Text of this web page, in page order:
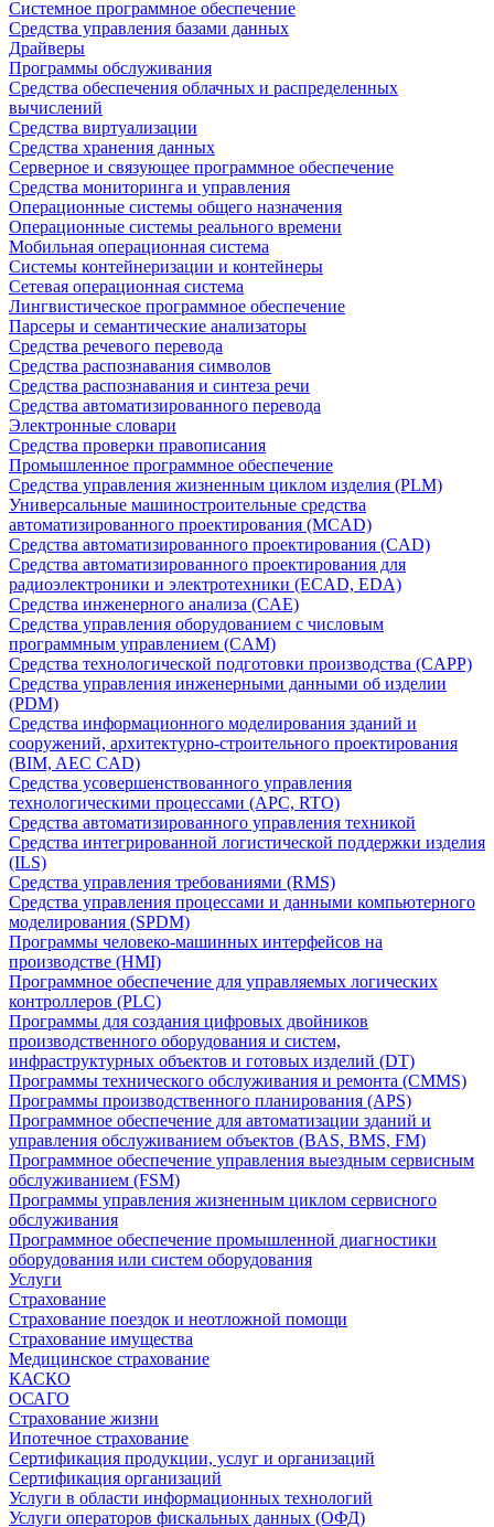
Системное программное обеспечение
Средства управления базами данных
Драйверы
Программы обслуживания
Средства обеспечения облачных и распределенных
вычислений
Средства виртуализации
Средства хранения данных
Серверное и связующее программное обеспечение
Средства мониторинга и управления
Операционные системы общего назначения
Операционные системы реального времени
Мобильная операционная система
Системы контейнеризации и контейнеры
Сетевая операционная система
Лингвистическое программное обеспечение
Парсеры и семантические анализаторы
Средства речевого перевода
Средства распознавания символов
Средства распознавания и синтеза речи
Средства автоматизированного перевода
Электронные словари
Средства проверки правописания
Промышленное программное обеспечение
Средства управления жизненным циклом изделия (PLM)
Универсальные машиностроительные средства
автоматизированного проектирования (MCAD)
Средства автоматизированного проектирования (CAD)
Средства автоматизированного проектирования для
радиоэлектроники и электротехники (ECAD, EDA)
Средства инженерного анализа (CAE)
Средства управления оборудованием с числовым
программным управлением (CAM)
Средства технологической подготовки производства (CAPP)
Средства управления инженерными данными об изделии
(PDM)
Средства информационного моделирования зданий и
сооружений, архитектурно-строительного проектирования
(BIM, AEC CAD)
Средства усовершенствованного управления
технологическими процессами (APC, RTO)
Средства автоматизированного управления техникой
Средства интегрированной логистической поддержки изделия
(ILS)
Средства управления требованиями (RMS)
Средства управления процессами и данными компьютерного
моделирования (SPDM)
Программы человеко-машинных интерфейсов на
производстве (HMI)
Программное обеспечение для управляемых логических
контроллеров (PLC)
Программы для создания цифровых двойников
производственного оборудования и систем,
инфраструктурных объектов и готовых изделий (DT)
Программы технического обслуживания и ремонта (CMMS)
Программы производственного планирования (APS)
Программное обеспечение для автоматизации зданий и
управления обслуживанием объектов (BAS, BMS, FM)
Программное обеспечение управления выездным сервисным
обслуживанием (FSM)
Программы управления жизненным циклом сервисного
обслуживания
Программное обеспечение промышленной диагностики
оборудования или систем оборудования
Услуги
Страхование
Страхование поездок и неотложной помощи
Страхование имущества
Медицинское страхование
КАСКО
ОСАГО
Страхование жизни
Ипотечное страхование
Сертификация продукции, услуг и организаций
Сертификация организаций
Услуги в области информационных технологий
Услуги операторов фискальных данных (ОФД)